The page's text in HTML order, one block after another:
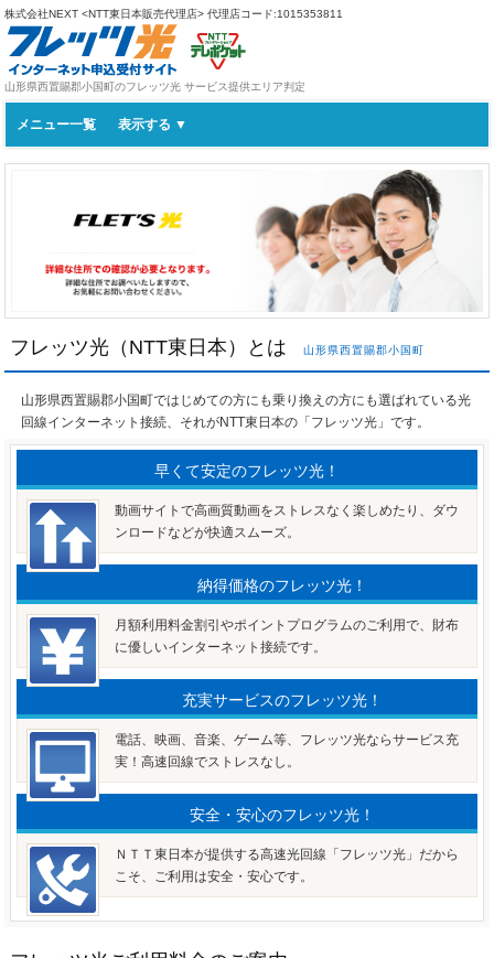
株式会社NEXT <NTT東日本販売代理店> 代理店コード:1015353811
山形県西置賜郡小国町のフレッツ光 サービス提供エリア判定
メニュー一覧
フレッツ光（NTT東日本）とは 山形県西置賜郡小国町
山形県西置賜郡小国町ではじめての方にも乗り換えの方にも選ばれている光
回線インターネット接続、それがNTT東日本の「フレッツ光」です。
早くて安定のフレッツ光！
動画サイトで高画質動画をストレスなく楽しめたり、ダウ
ンロードなどが快適スムーズ。
納得価格のフレッツ光！
月額利用料金割引やポイントプログラムのご利用で、財布
に優しいインターネット接続です。
充実サービスのフレッツ光！
電話、映画、音楽、ゲーム等、フレッツ光ならサービス充
実！高速回線でストレスなし。
安全・安心のフレッツ光！
ＮＴＴ東日本が提供する高速光回線「フレッツ光」だから
こそ、ご利用は安全・安心です。